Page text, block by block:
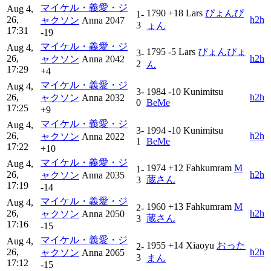
Aug 4,
26,
17:31
マイケル・義愛・ジ
ャクソン Anna 2047
-19
1-
3
1790 +18 Lars ぴょんぴ
ょん
h2h
Aug 4,
26,
17:29
マイケル・義愛・ジ
ャクソン Anna 2042
+4
3-
2
1795 -5 Lars ぴょんぴょ
ん
h2h
Aug 4,
26,
17:25
マイケル・義愛・ジ
ャクソン Anna 2032
+9
3-
0
1984 -10 Kunimitsu
BeMe
h2h
Aug 4,
26,
17:22
マイケル・義愛・ジ
ャクソン Anna 2022
+10
3-
1
1994 -10 Kunimitsu
BeMe
h2h
Aug 4,
26,
17:19
マイケル・義愛・ジ
ャクソン Anna 2035
-14
1-
3
1974 +12 Fahkumram M
蔵さん
h2h
Aug 4,
26,
17:16
マイケル・義愛・ジ
ャクソン Anna 2050
-15
2-
3
1960 +13 Fahkumram M
蔵さん
h2h
Aug 4,
26,
17:12
マイケル・義愛・ジ
ャクソン Anna 2065
-15
2-
3
1955 +14 Xiaoyu おった
まん
h2h